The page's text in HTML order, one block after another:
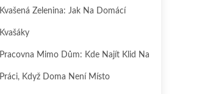
Kvašená Zelenina: Jak Na Domácí
Kvašáky
Pracovna Mimo Dům: Kde Najít Klid Na
Práci, Když Doma Není Místo